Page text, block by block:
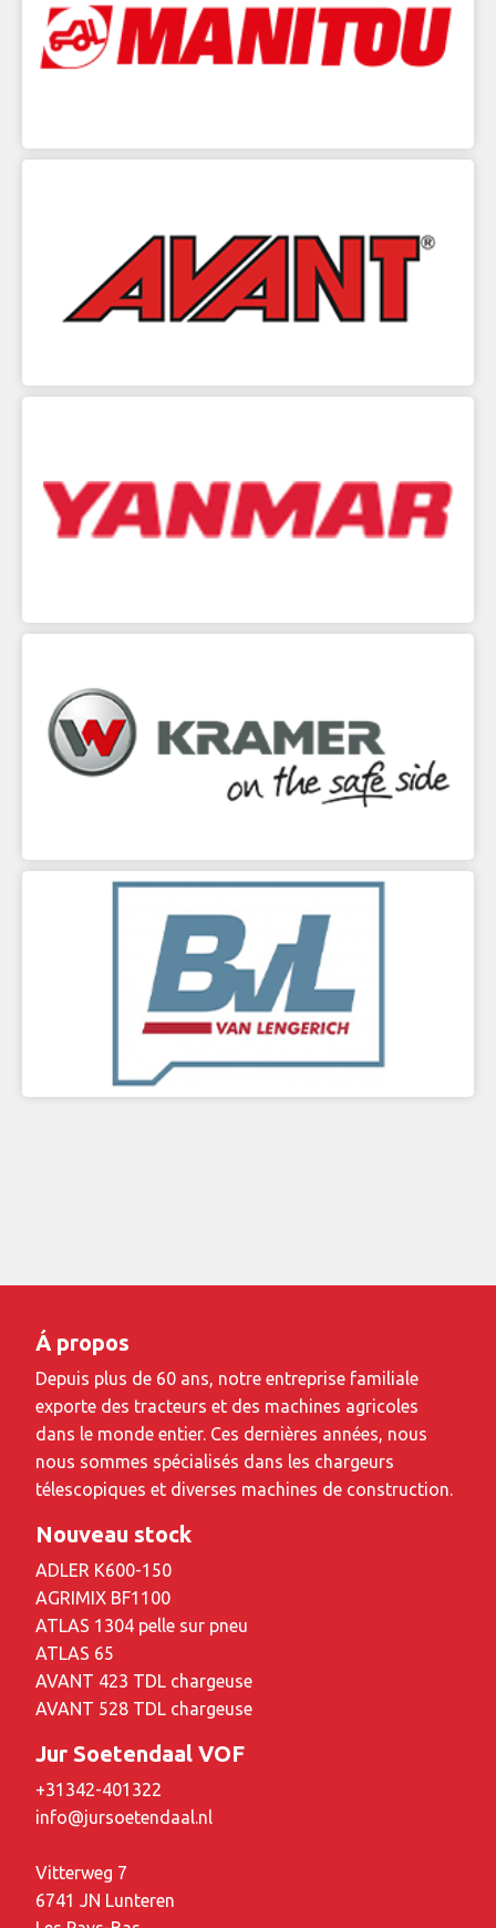
Á propos
Depuis plus de 60 ans, notre entreprise familiale
exporte des tracteurs et des machines agricoles
dans le monde entier. Ces dernières années, nous
nous sommes spécialisés dans les chargeurs
télescopiques et diverses machines de construction.
Nouveau stock
ADLER K600-150
AGRIMIX BF1100
ATLAS 1304 pelle sur pneu
ATLAS 65
AVANT 423 TDL chargeuse
AVANT 528 TDL chargeuse
Jur Soetendaal VOF
+31342-401322
info@jursoetendaal.nl
Vitterweg 7
6741 JN Lunteren